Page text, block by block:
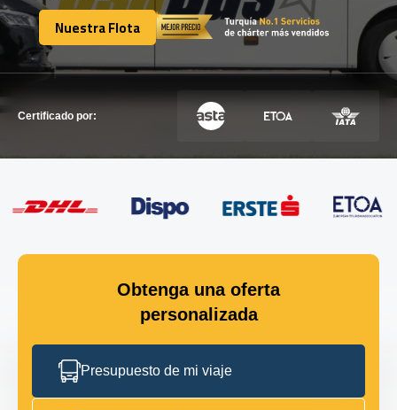
FLOTA
Nuestra Flota
Nuestra Flota
Certificado por:
Obtenga una oferta
personalizada
Presupuesto de mi viaje